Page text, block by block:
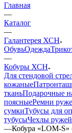
Главная
—
Каталог
—
Галантерея ХСН
ОбувьОдежда
—
Кобуры ХСН
Для стендовой
кожаные
тканьПодарочные
поясныеРемни
сумкиТубусы для
тубусыЧехлы
—Кобура «LOM-